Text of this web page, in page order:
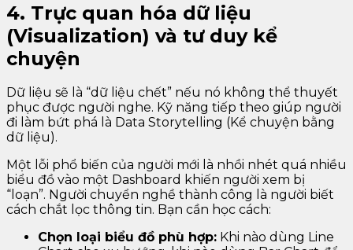
4. Trực quan hóa dữ liệu
(Visualization) và tư duy kể
chuyện
Dữ liệu sẽ là “dữ liệu chết” nếu nó không thể thuyết
phục được người nghe. Kỹ năng tiếp theo giúp người
đi làm bứt phá là Data Storytelling (Kể chuyện bằng
dữ liệu).
Một lỗi phổ biến của người mới là nhồi nhét quá nhiều
biểu đồ vào một Dashboard khiến người xem bị
“loạn”. Người chuyển nghề thành công là người biết
cách chắt lọc thông tin. Bạn cần học cách:
Chọn loại biểu đồ phù hợp: Khi nào dùng Line